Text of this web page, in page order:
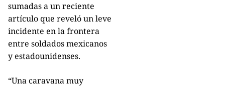
sumadas a un reciente
artículo que reveló un leve
incidente en la frontera
entre soldados mexicanos
y estadounidenses.
“Una caravana muy